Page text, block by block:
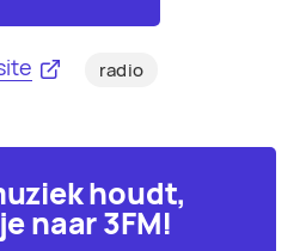
radio
houdt,
naar 3FM!